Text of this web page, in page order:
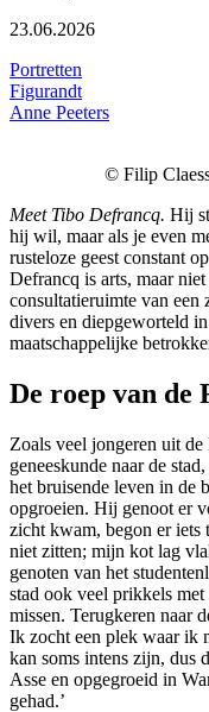
23.06.2026
Portretten
Figurandt
Anne Peeters
© Filip
Meet Tibo Defrancq. Hij
hij wil, maar als je even
rusteloze geest constant
Defrancq is arts, maar
consultatieruimte van
divers en diepgeworteld
maatschappelijke
De roep van de
Zoals veel jongeren uit
geneeskunde naar de
het bruisende leven in
opgroeien. Hij genoot er
zicht kwam, begon er iets
niet zitten; mijn kot lag
genoten van het
stad ook veel prikkels
missen. Terugkeren naar
Ik zocht een plek waar ik
kan soms intens zijn, dus
Asse en opgegroeid in
gehad.’